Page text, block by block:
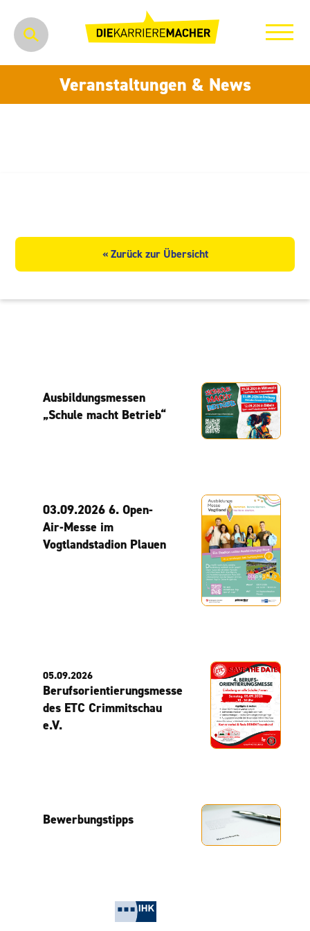
Veranstaltungen & News
« Zurück zur Übersicht
Ausbildungsmessen
„Schule macht Betrieb“
03.09.2026 6. Open-
Air-Messe im
Vogtlandstadion Plauen
05.09.2026
Berufsorientierungsmesse
des ETC Crimmitschau
e.V.
Bewerbungstipps